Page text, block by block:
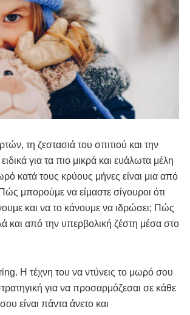
τη ζεστασιά του σπιτιού και την
για τα πιο μικρά και ευάλωτα μέλη
κατά τους κρύους μήνες είναι μια από
μπορούμε να είμαστε σίγουροι ότι
και να το κάνουμε να ιδρώσει; Πώς
και από την υπερβολική ζέστη μέσα στο
Η τέχνη του να ντύνεις το μωρό σου
για να προσαρμόζεσαι σε κάθε
είναι πάντα άνετο και